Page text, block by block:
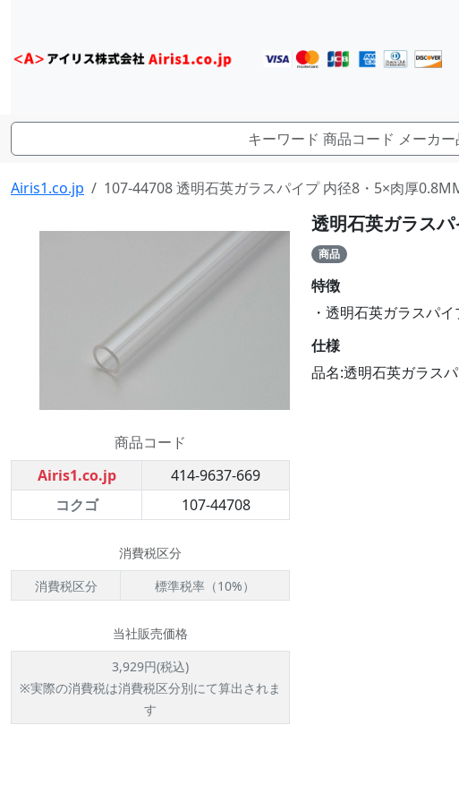
Airis1.co.jp 107-44708 透明石英ガラスパイプ 内径8・5×肉厚
商品コード
Airis1.co.jp
414-9637-669
コクゴ
107-44708
消費税区分
消費税区分
標準税率（10%）
当社販売価格
3,929円(税込)
※実際の消費税は消費税区分別にて算出されま
す
透明石英ガラス
商品
特徴
・透明石英ガラスパ
仕様
品名:透明石英ガラス